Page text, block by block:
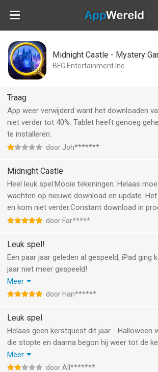
Midnight Castle - Mystery
BFG Entertainment Inc.
Traag
App weer verwijderd want het downloaden
niet verder tot 40%. Tablet heeft genoeg
te installeren.
door Joh*******
Midnight Castle
Heel leuk spel.Mooie tekeningen. Helaas
wachten op nieuwe download en update.
en kom niet verder.Constant download in
door Far*****
Leuk spel!
Een paar jaar geleden al gespeeld, iPad ging
jaar niet meer gespeeld!
Een nieuwe iPad gekocht om spel weer te
gegevens ingevoerd enzovoort…
vrienden kwijt, ik speel nu alleen, is niet leuk.
Wie kan mij helpen om weer vrienden te
ik inlog op Facebook krijg ik een bericht dat
hoogte is en dat het probleem snel opgelost
jaar weer aan het spelen maar kan nog
Meer
door Han******
Leuk spel
Helaas geen kerstquest dit jaar .. Halloween
die stopte en daarna begon hij weer tot de
meer .. ik denk dat ik maar ga stoppen want
iets
Meer
door All*******